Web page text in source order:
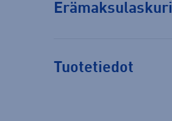
Erämaksulaskuri
Tuotetiedot